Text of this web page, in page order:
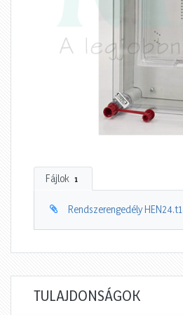
Fájlok 1
Rendszerengedély
TULAJDONSÁGOK